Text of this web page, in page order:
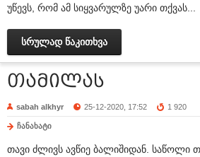
უწევს, რომ ამ სიყვარულზე უარი თქვას...
სრულად წაკითხვა
თამილას
sabah alkhyr 25-12-2020, 17:52 1 920
ჩანახატი
თავი ძლივს ავწიე ბალიშიდან. საწოლი